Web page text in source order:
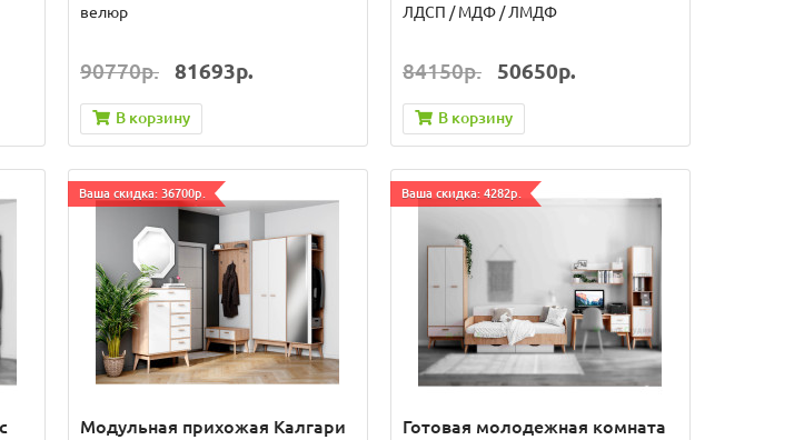
велюр
90770р. 81693р.
В корзину
ЛДСП / МДФ / ЛМДФ
84150р. 50650р.
В корзину
Ваша скидка: 36700р.
Модульная прихожая Калгари
Ваша скидка: 4282р.
Готовая молодежная комната